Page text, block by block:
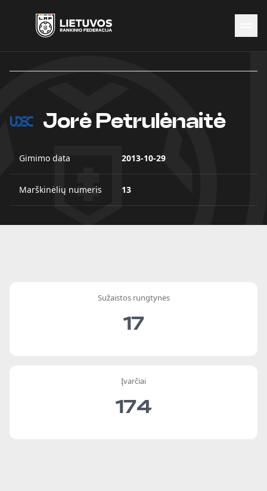
Naujienos
Čempionatai
KontaktaiJorė Petrulėnaitė
Gimimo data 2013-10-29
Marškinėlių numeris 13
Sužaistos rungtynės
17
Įvarčiai
174